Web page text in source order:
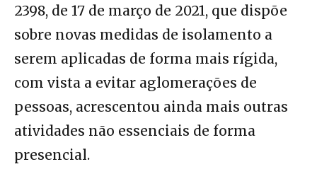
2398, de 17 de março de 2021, que dispõe
sobre novas medidas de isolamento a
serem aplicadas de forma mais rígida,
com vista a evitar aglomerações de
pessoas, acrescentou ainda mais outras
atividades não essenciais de forma
presencial.